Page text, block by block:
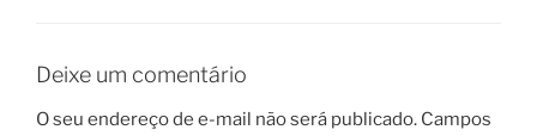
Deixe um comentário
O seu endereço de e-mail não será publicado. Campos